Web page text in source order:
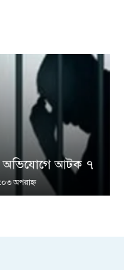
অভিযোগে আটক ৭
অপরাহ্ণ